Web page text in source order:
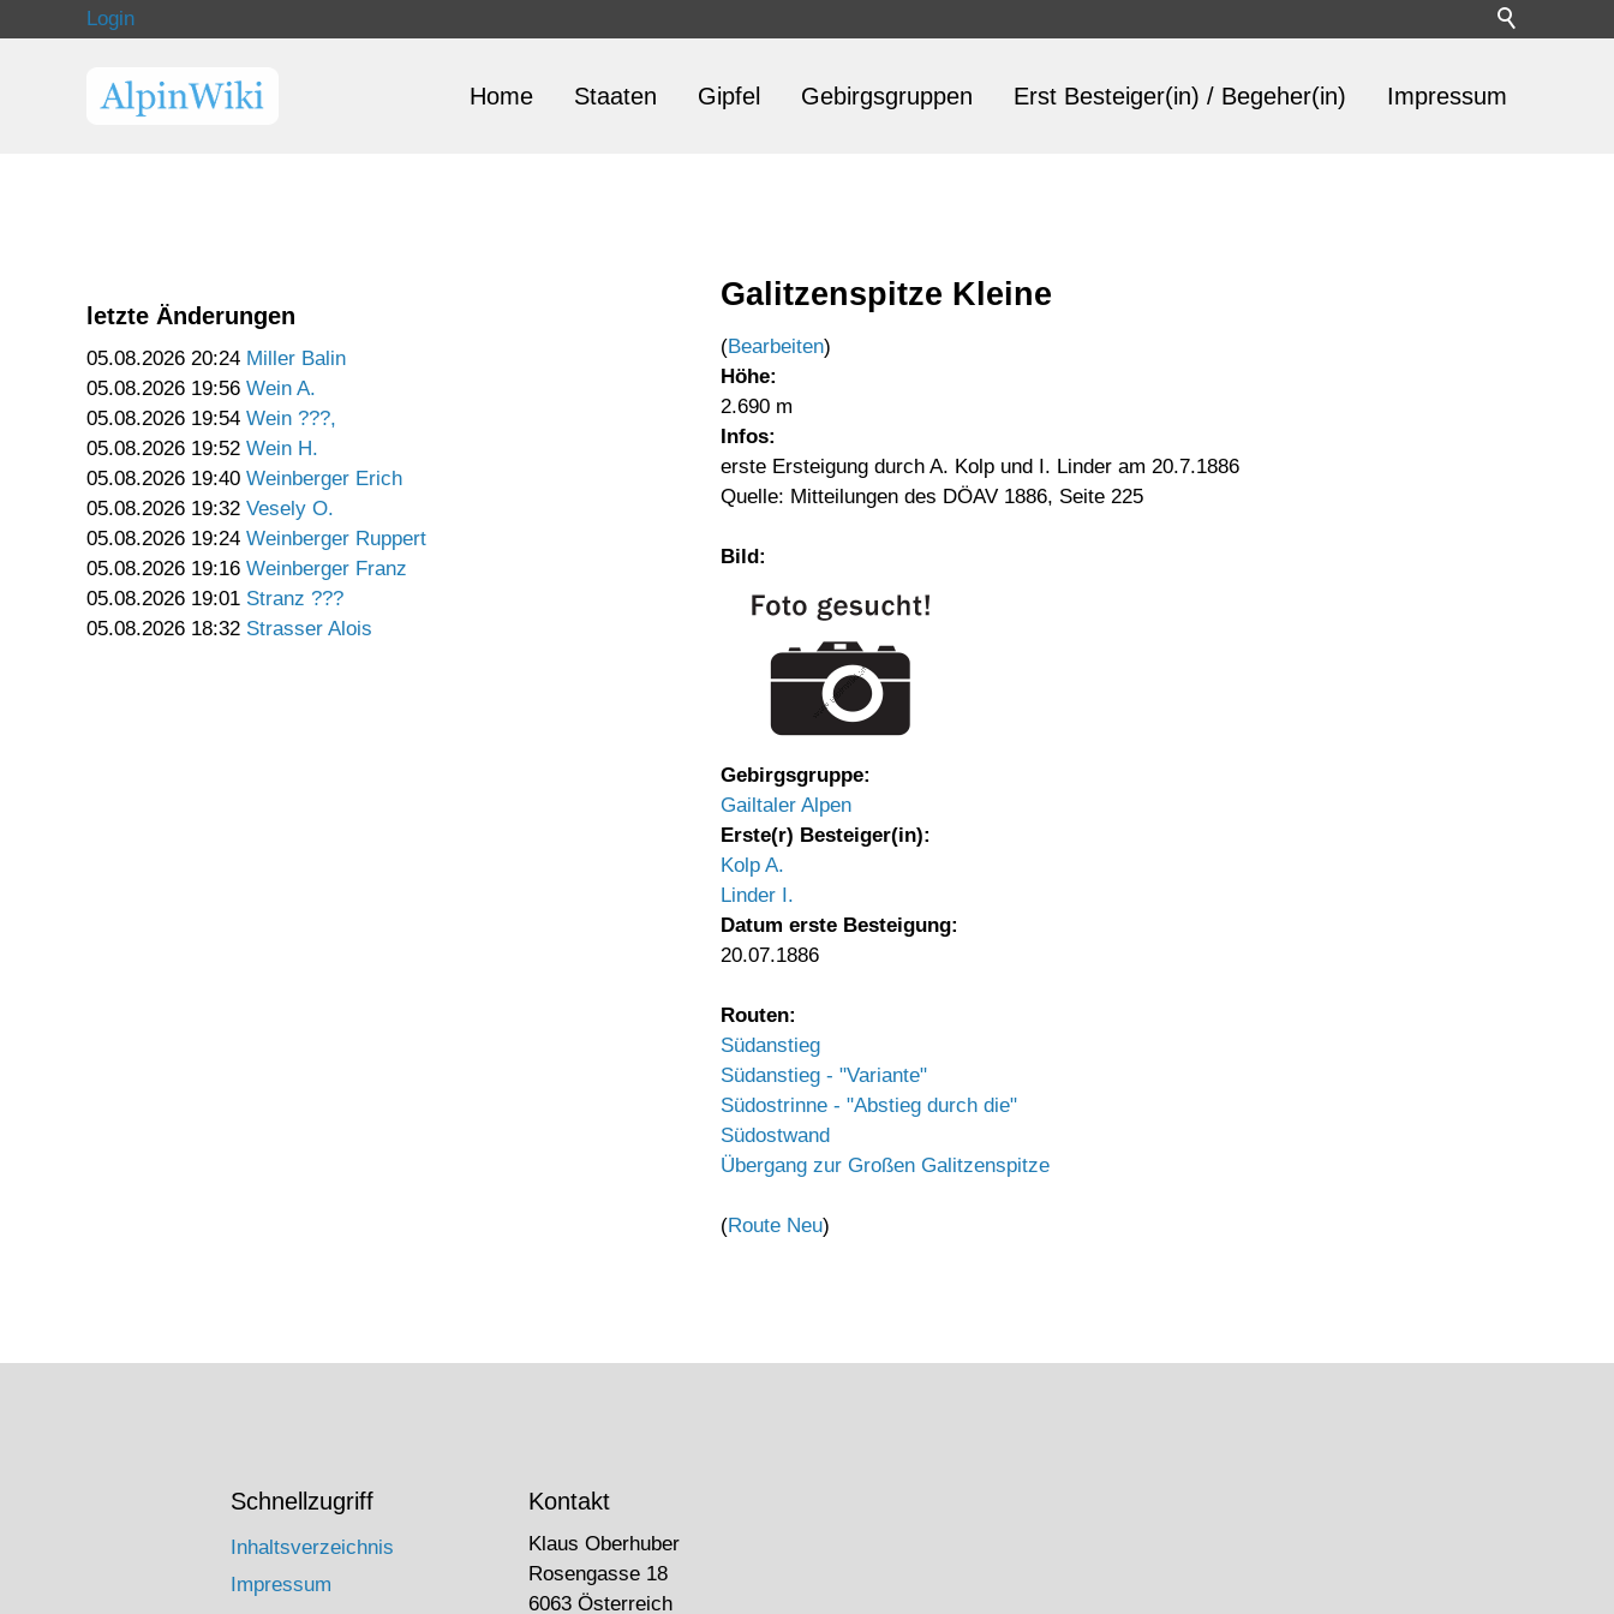
Login
Home Staaten Gipfel Gebirgsgruppen Erst Besteiger(in) / Begeher(in) Impressum
letzte Änderungen
05.08.2026 20:24 Miller Balin
05.08.2026 19:56 Wein A.
05.08.2026 19:54 Wein ???,
05.08.2026 19:52 Wein H.
05.08.2026 19:40 Weinberger Erich
05.08.2026 19:32 Vesely O.
05.08.2026 19:24 Weinberger Ruppert
05.08.2026 19:16 Weinberger Franz
05.08.2026 19:01 Stranz ???
05.08.2026 18:32 Strasser Alois
Galitzenspitze Kleine
(Bearbeiten)
Höhe:
2.690 m
Infos:
erste Ersteigung durch A. Kolp und I. Linder am 20.7.1886
Quelle: Mitteilungen des DÖAV 1886, Seite 225
Bild:
Gebirgsgruppe:
Gailtaler Alpen
Erste(r) Besteiger(in):
Kolp A.
Linder I.
Datum erste Besteigung:
20.07.1886
Routen:
Südanstieg
Südanstieg - "Variante"
Südostrinne - "Abstieg durch die"
Südostwand
Übergang zur Großen Galitzenspitze
(Route Neu)
Schnellzugriff
Inhaltsverzeichnis
Impressum
Kontakt
Klaus Oberhuber
Rosengasse 18
6063 Österreich